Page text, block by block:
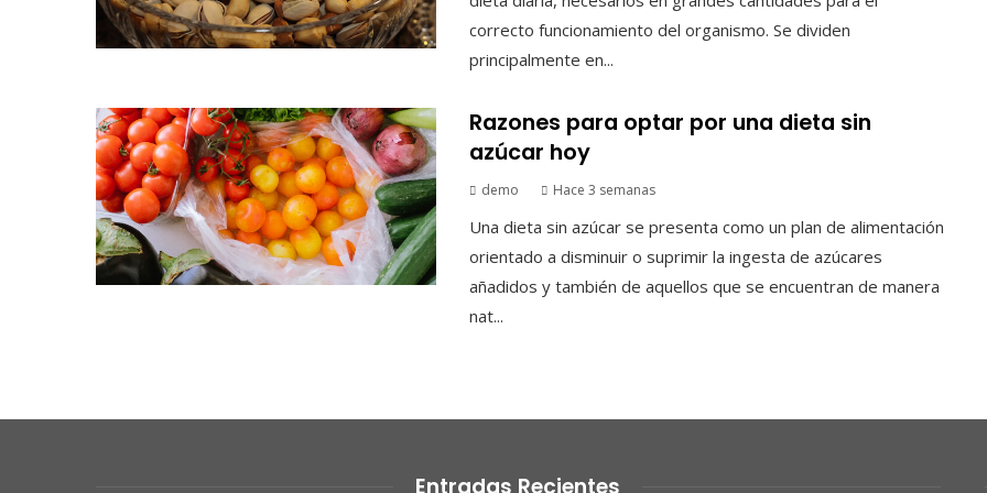
correcto funcionamiento del organismo. Se dividen
principalmente en...
Razones para optar por una dieta sin
azúcar hoy
demo Hace 3 semanas
Una dieta sin azúcar se presenta como un plan de alimentación
orientado a disminuir o suprimir la ingesta de azúcares
añadidos y también de aquellos que se encuentran de manera
nat...
Entradas Recientes